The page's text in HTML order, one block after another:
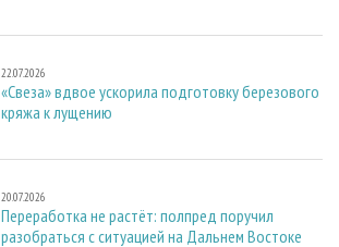
22.07.2026
«Свеза» вдвое ускорила подготовку березового
кряжа к лущению
20.07.2026
Переработка не растёт: полпред поручил
разобраться с ситуацией на Дальнем Востоке